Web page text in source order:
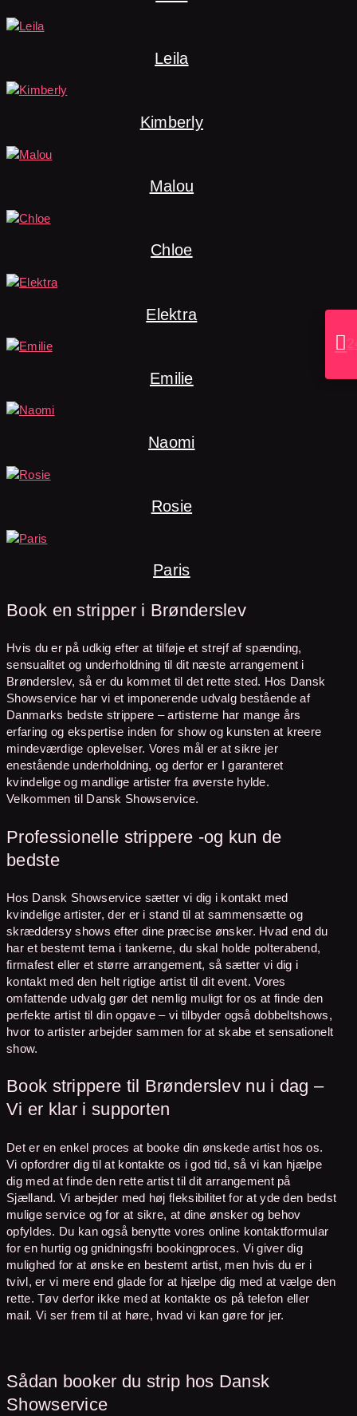
Leila
Kimberly
Malou
Chloe
Elektra
Emilie
Naomi
Rosie
Paris
Book en stripper i Brønderslev
Hvis du er på udkig efter at tilføje et strejf af spænding,
sensualitet og underholdning til dit næste arrangement i
Brønderslev, så er du kommet til det rette sted. Hos Dansk
Showservice har vi et imponerende udvalg bestående af
Danmarks bedste strippere – artisterne har mange års
erfaring og ekspertise inden for show og kunsten at kreere
mindeværdige oplevelser. Vores mål er at sikre jer
enestående underholdning, og derfor er I garanteret
kvindelige og mandlige artister fra øverste hylde.
Velkommen til Dansk Showservice.
Professionelle strippere -og kun de
bedste
Hos Dansk Showservice sætter vi dig i kontakt med
kvindelige artister, der er i stand til at sammensætte og
skræddersy shows efter dine præcise ønsker. Hvad end du
har et bestemt tema i tankerne, du skal holde polterabend,
firmafest eller et større arrangement, så sætter vi dig i
kontakt med den helt rigtige artist til dit event. Vores
omfattende udvalg gør det nemlig muligt for os at finde den
perfekte artist til din opgave – vi tilbyder også dobbeltshows,
hvor to artister arbejder sammen for at skabe et sensationelt
show.
Book strippere til Brønderslev nu i dag –
Vi er klar i supporten
Det er en enkel proces at booke din ønskede artist hos os.
Vi opfordrer dig til at kontakte os i god tid, så vi kan hjælpe
dig med at finde den rette artist til dit arrangement på
Sjælland. Vi arbejder med høj fleksibilitet for at yde den bedst
mulige service og for at sikre, at dine ønsker og behov
opfyldes. Du kan også benytte vores online kontaktformular
for en hurtig og gnidningsfri bookingproces. Vi giver dig
mulighed for at ønske en bestemt artist, men hvis du er i
tvivl, er vi mere end glade for at hjælpe dig med at vælge den
rette. Tøv derfor ikke med at kontakte os på telefon eller
mail. Vi ser frem til at høre, hvad vi kan gøre for jer.
Sådan booker du strip hos Dansk
Showservice
